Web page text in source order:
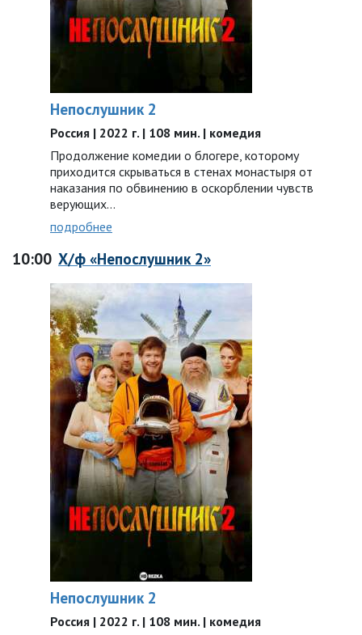
Непослушник 2
Россия | 2022 г. | 108 мин. | комедия
Продолжение комедии о блогере, которому
приходится скрываться в стенах монастыря от
наказания по обвинению в оскорблении чувств
верующих…
подробнее
10:00 Х/ф «Непослушник 2»
Непослушник 2
Россия | 2022 г. | 108 мин. | комедия